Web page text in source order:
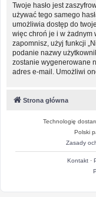
Twoje hasło jest
używać tego samego
umożliwia dostęp do
więc chroń je i w żadnym
zapomnisz, użyj funkcji
podanie nazwy
zostanie wygenerowane
adres e-mail. Umożliwi
Strona główna
Technologię
Polski
Zasady
Kontakt·